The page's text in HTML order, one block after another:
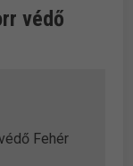
védő
Fehér